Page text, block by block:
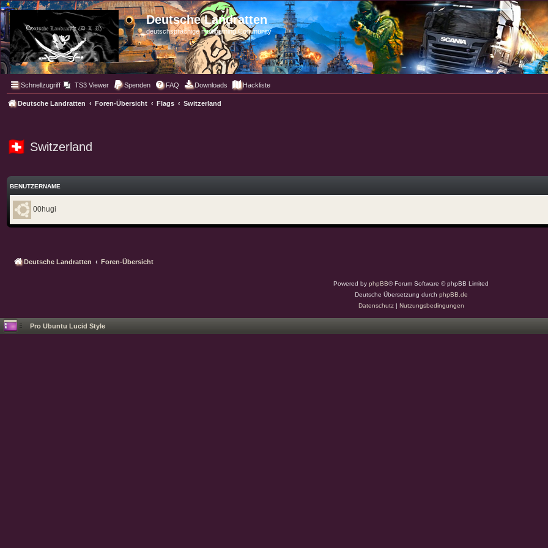
Deutsche Landratten
deutschsprachige multigaming Community
Schnellzugriff TS3 Viewer Spenden FAQ Downloads Hackliste
Deutsche Landratten Foren-Übersicht Flags Switzerland
Switzerland
BENUTZERNAME
00hugi
Deutsche Landratten Foren-Übersicht
Powered by phpBB® Forum Software © phpBB Limited
Deutsche Übersetzung durch phpBB.de
Datenschutz| Nutzungsbedingungen
Pro Ubuntu Lucid Style